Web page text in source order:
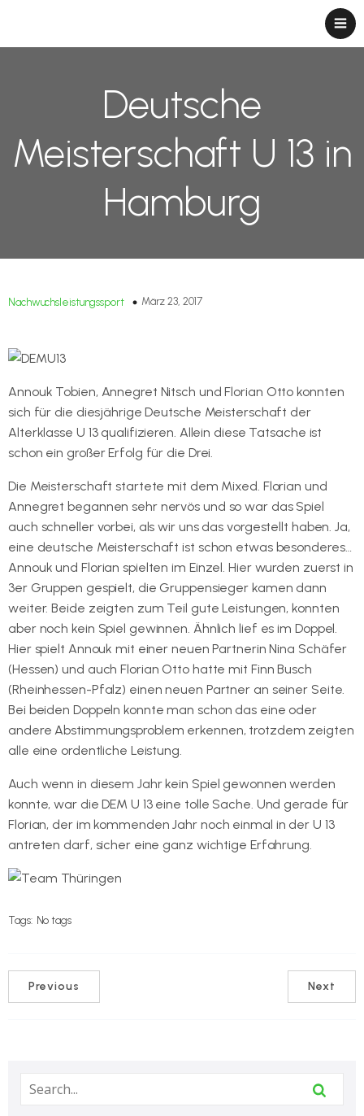
Deutsche
Meisterschaft U 13 in
Hamburg
Nachwuchsleistungssport März 23, 2017
Annouk Tobien, Annegret Nitsch und Florian Otto konnten
sich für die diesjährige Deutsche Meisterschaft der
Alterklasse U 13 qualifizieren. Allein diese Tatsache ist
schon ein großer Erfolg für die Drei.
Die Meisterschaft startete mit dem Mixed. Florian und
Annegret begannen sehr nervös und so war das Spiel
auch schneller vorbei, als wir uns das vorgestellt haben. Ja,
eine deutsche Meisterschaft ist schon etwas besonderes…
Annouk und Florian spielten im Einzel. Hier wurden zuerst in
3er Gruppen gespielt, die Gruppensieger kamen dann
weiter. Beide zeigten zum Teil gute Leistungen, konnten
aber noch kein Spiel gewinnen. Ähnlich lief es im Doppel.
Hier spielt Annouk mit einer neuen Partnerin Nina Schäfer
(Hessen) und auch Florian Otto hatte mit Finn Busch
(Rheinhessen-Pfalz) einen neuen Partner an seiner Seite.
Bei beiden Doppeln konnte man schon das eine oder
andere Abstimmungsproblem erkennen, trotzdem zeigten
alle eine ordentliche Leistung.
Auch wenn in diesem Jahr kein Spiel gewonnen werden
konnte, war die DEM U 13 eine tolle Sache. Und gerade für
Florian, der im kommenden Jahr noch einmal in der U 13
antreten darf, sicher eine ganz wichtige Erfahrung.
Tags: No tags
Previous Next